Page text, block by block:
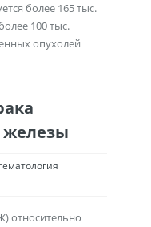
более 165 тыс.
100 тыс.
опухолей
железы
относительно